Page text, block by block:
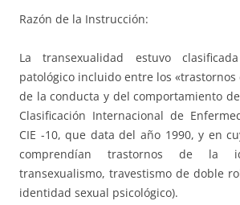
Razón de la Instrucción:
La transexualidad estuvo
patológico incluido entre los
de la conducta y del comportamiento
Clasificación Internacional de
CIE -10, que data del año 1990, y en
comprendían trastornos de la
transexualismo, travestismo de doble
identidad sexual psicológico).